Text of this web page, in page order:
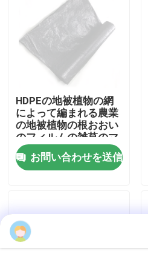
わたしたち に つい て
工場 ツアー
品質管理
連絡 ください
事件
HDPEの地被植物の網
によって編まれる農業
の地被植物の根おおい
のフィルムの雑草のマ
ット1 -スクエア1
お問い合わせを送信